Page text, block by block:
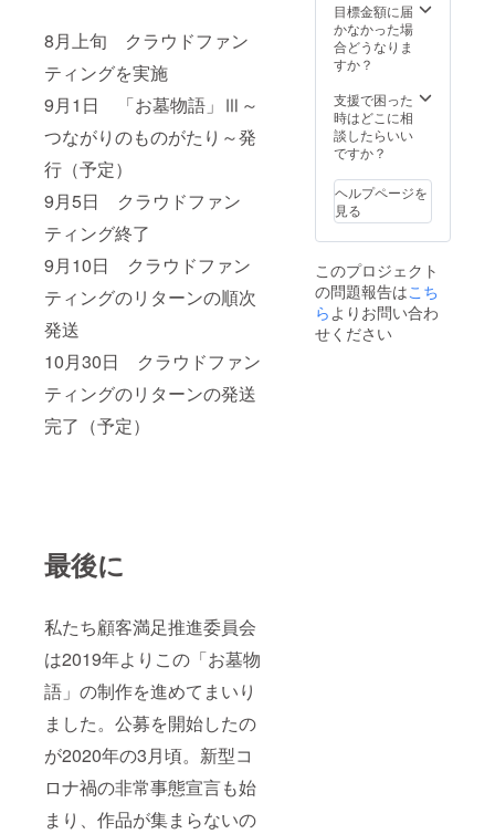
8月上旬 クラウドファン
ティングを実施
9月1日 「お墓物語」Ⅲ～
つながりのものがたり～発
行（予定）
9月5日 クラウドファン
ティング終了
9月10日 クラウドファン
ティングのリターンの順次
発送
10月30日 クラウドファン
ティングのリターンの発送
完了（予定）
最後に
私たち顧客満足推進委員会
は2019年よりこの「お墓物
語」の制作を進めてまいり
ました。公募を開始したの
が2020年の3月頃。新型コ
ロナ禍の非常事態宣言も始
まり、作品が集まらないの
目標金額に届
かなかった場
合どうなりま
すか？
支援で困った
時はどこに相
談したらいい
ですか？
ヘルプページを
見る
このプロジェクト
の問題報告はこち
らよりお問い合わ
せください